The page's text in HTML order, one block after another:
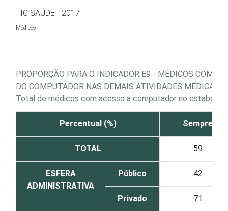
Ir para o conteúdo
TIC SAÚDE - 2017
Médicos
PROPORÇÃO PARA O INDICADOR E9 - MÉDICOS COM
DO COMPUTADOR NAS DEMAIS ATIVIDADES MÉDICAS,
Total de médicos com acesso a computador no
Percentual (%) Sempre
TOTAL 59
ESFERA
ADMINISTRATIVA
Público 42
Privado 71